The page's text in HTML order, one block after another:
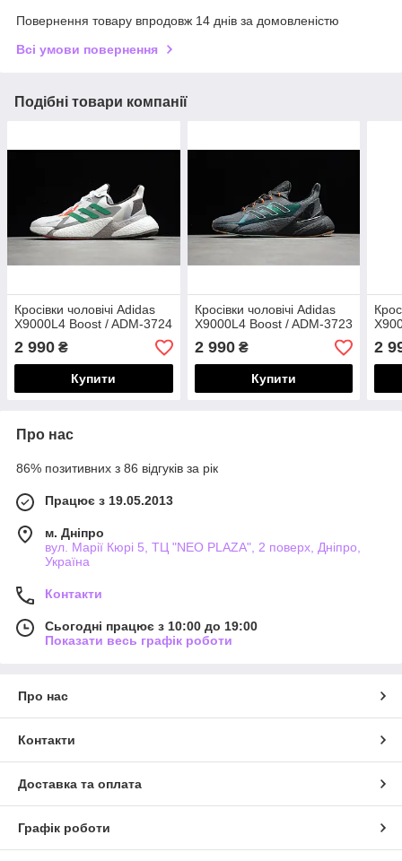
Повернення товару впродовж 14 днів за домовленістю
Всі умови повернення
Подібні товари компанії
Кросівки чоловічі Adidas
X9000L4 Boost / ADM-3724
2 990 ₴
Купити
Кросівки чоловічі Adidas
X9000L4 Boost / ADM-3723
2 990₴
Купити
2
Про нас
86% позитивних з 86 відгуків за рік
Працює з 19.05.2013
м. Дніпро
вул. Марії Кюрі 5, ТЦ "NEO PLAZA", 2 поверх, Дніпро,
Україна
Контакти
Сьогодні працює з 10:00 до 19:00
Показати весь графік роботи
Про нас
Контакти
Доставка та оплата
Графік роботи